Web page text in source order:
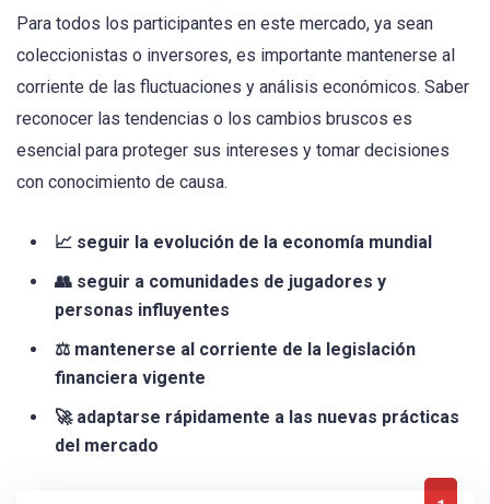
Para todos los participantes en este mercado, ya sean
coleccionistas o inversores, es importante mantenerse al
corriente de las fluctuaciones y análisis económicos. Saber
reconocer las tendencias o los cambios bruscos es
esencial para proteger sus intereses y tomar decisiones
con conocimiento de causa.
📈 seguir la evolución de la economía mundial
👥 seguir a comunidades de jugadores y
personas influyentes
⚖️ mantenerse al corriente de la legislación
financiera vigente
🚀 adaptarse rápidamente a las nuevas prácticas
del mercado